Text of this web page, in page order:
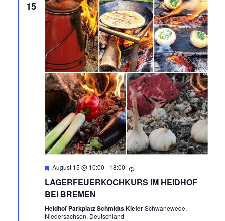
A
N
S
T
A
L
T
U
N
N
S
T
A
L
T
U
N
G
A
15
Empfohlen
August 15 @ 10:00 - 18:00
LAGERFEUERKOCHKURS IM HEIDHOF
BEI BREMEN
Heidhof Parkplatz Schmidts KieferSchwanewede,
Niedersachsen, Deutschland